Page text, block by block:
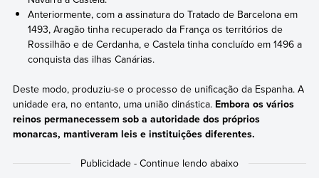
Anteriormente, com a assinatura do Tratado de Barcelona em
1493, Aragão tinha recuperado da França os territórios de
Rossilhão e de Cerdanha, e Castela tinha concluído em 1496 a
conquista das ilhas Canárias.
Deste modo, produziu-se o processo de unificação da Espanha. A
unidade era, no entanto, uma união dinástica. Embora os vários
reinos permanecessem sob a autoridade dos próprios
monarcas, mantiveram leis e instituições diferentes.